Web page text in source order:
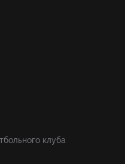
клуба